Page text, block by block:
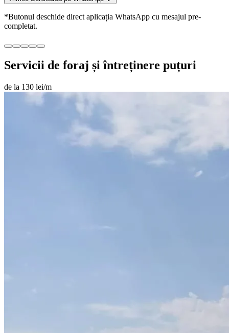
*Butonul deschide direct aplicația WhatsApp cu mesajul pre-
completat.
Servicii de foraj și întreținere puțuri
de la 130 lei/m